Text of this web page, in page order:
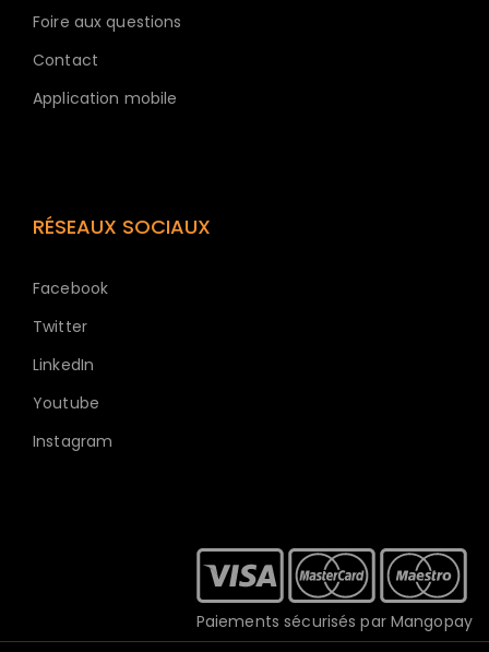
Foire aux questions
Contact
Application mobile
RÉSEAUX SOCIAUX
Facebook
Twitter
LinkedIn
Youtube
Instagram
Paiements sécurisés par Mangopay